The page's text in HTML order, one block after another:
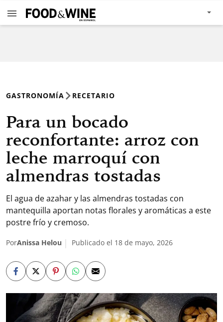
GASTRONOMÍA RECETARIO
Para un bocado
reconfortante: arroz con
leche marroquí con
almendras tostadas
El agua de azahar y las almendras tostadas con
mantequilla aportan notas florales y aromáticas a este
postre frío y cremoso.
PorAnissa Helou Publicado el 18 de mayo, 2026